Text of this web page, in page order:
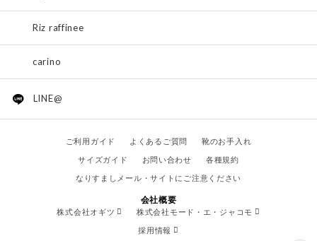
Riz raffinee
carino
LINE@
ご利用ガイド よくあるご質問
靴のお手入れ
サイズガイド
お問い合わせ
各種規約
なりすましメール・サイトにご注意ください
会社概要
株式会社オギツ
株式会社モード・エ・ジャコモ
採用情報